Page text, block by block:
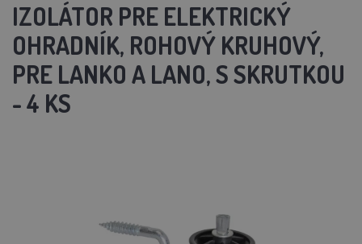
IZOLÁTOR PRE ELEKTRICKÝ
OHRADNÍK, ROHOVÝ KRUHOVÝ,
PRE LANKO A LANO, S SKRUTKOU
- 4 KS